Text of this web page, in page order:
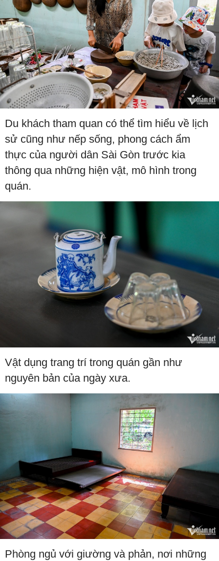
Du khách tham quan có thể tìm hiểu về lịch
sử cũng như nếp sống, phong cách ẩm
thực của người dân Sài Gòn trước kia
thông qua những hiện vật, mô hình trong
quán.
Vật dụng trang trí trong quán gần như
nguyên bản của ngày xưa.
Phòng ngủ với giường và phản, nơi những